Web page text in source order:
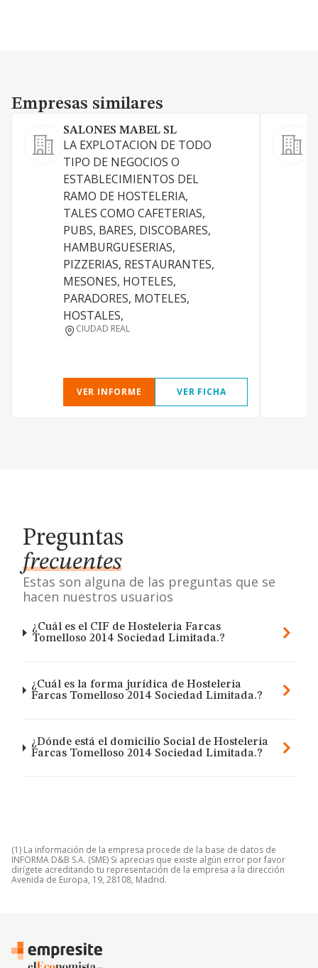
Empresas similares
Empresas similares
SALONES MABEL SL
LA EXPLOTACION DE TODO
TIPO DE NEGOCIOS O
ESTABLECIMIENTOS DEL
RAMO DE HOSTELERIA,
TALES COMO CAFETERIAS,
PUBS, BARES, DISCOBARES,
HAMBURGUESERIAS,
PIZZERIAS, RESTAURANTES,
MESONES, HOTELES,
PARADORES, MOTELES,
HOSTALES,
CIUDAD REAL
VER INFORME VER FICHA
Preguntas
frecuentes
Estas son alguna de las preguntas que se
hacen nuestros usuarios
¿Cuál es el CIF de Hosteleria Farcas
Tomelloso 2014 Sociedad Limitada.?
¿Cuál es la forma jurídica de Hosteleria
Farcas Tomelloso 2014 Sociedad Limitada.?
¿Dónde está el domicilio Social de Hosteleria
Farcas Tomelloso 2014 Sociedad Limitada.?
(1) La información de la empresa procede de la base de datos de
INFORMA D&B S.A. (SME) Si aprecias que existe algún error por favor
dirígete acreditando tu representación de la empresa a la dirección
Avenida de Europa, 19, 28108, Madrid.